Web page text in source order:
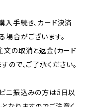
手続き、カード決済
場合がございます。
文の取消と返金(カード
で、ご了承ください。
ニ振込みの方は5日以